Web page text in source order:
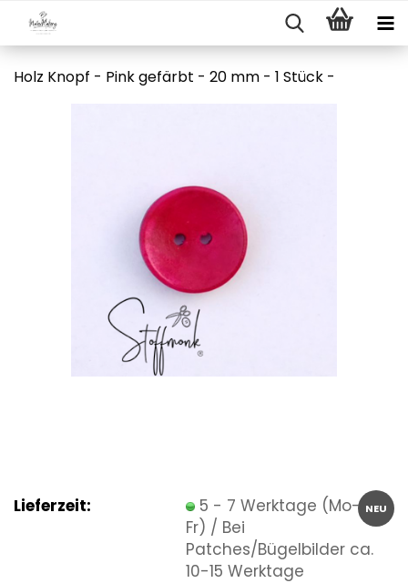
Holz Knopf - Pink gefärbt - 20 mm - 1 Stück -
NEU
Lieferzeit:
5 - 7 Werktage (Mo-
Fr) / Bei
Patches/Bügelbilder ca.
10-15 Werktage